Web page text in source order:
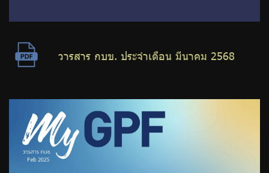
วารสาร กบข. ประจำเดือน มีนาคม 2568